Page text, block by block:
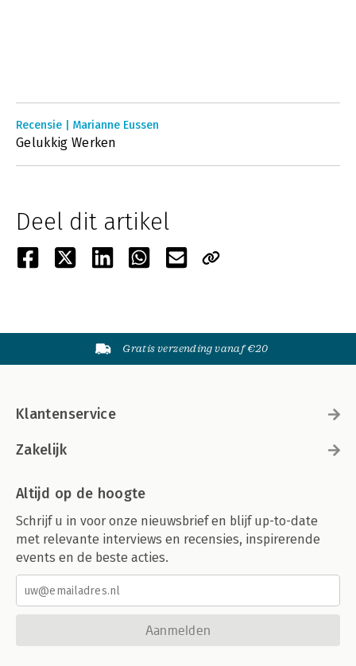
Recensie | Marianne Eussen
Gelukkig Werken
Deel dit artikel
Gratis verzending vanaf €20
Klantenservice
Zakelijk
Altijd op de hoogte
Schrijf u in voor onze nieuwsbrief en blijf up-to-date
met relevante interviews en recensies, inspirerende
events en de beste acties.
Aanmelden